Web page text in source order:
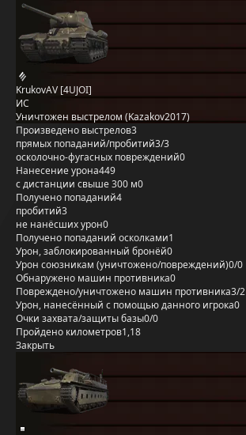
KrukovAV [4UJOI]
ИС
Уничтожен выстрелом (Kazakov2017)
Произведено выстрелов3
прямых попаданий/пробитий3/3
осколочно-фугасных повреждений0
Нанесение урона449
с дистанции свыше 300 м0
Получено попаданий4
пробитий3
не нанёсших урон0
Получено попаданий осколками1
Урон, заблокированный бронёй0
Урон союзникам (уничтожено/повреждений)0/0
Обнаружено машин противника0
Повреждено/уничтожено машин противника3/2
Урон, нанесённый с помощью данного игрока0
Очки захвата/защиты базы0/0
Пройдено километров1,18
Закрыть